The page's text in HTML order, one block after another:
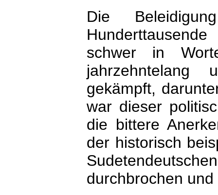
Die
schwer in
jahrzehntelang
gekämpft,
war dieser
die bittere
der historisch
durchbrochen